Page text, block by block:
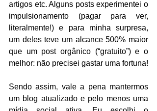
artigos etc. Alguns posts experimentei o
impulsionamento (pagar para ver,
literalmente!) e para minha surpresa,
um deles teve um alcance 500% maior
que um post orgânico (“gratuito”) e o
melhor: não precisei gastar uma fortuna!
Sendo assim, vale a pena mantermos
um blog atualizado e pelo menos uma